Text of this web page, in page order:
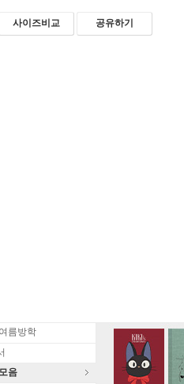
사이즈비교 공유하기
름방학
음